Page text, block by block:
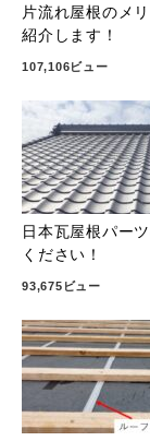
片流れ屋根のメ
紹介します！
107,106ビュー
日本瓦屋根パー
ください！
93,675ビュー